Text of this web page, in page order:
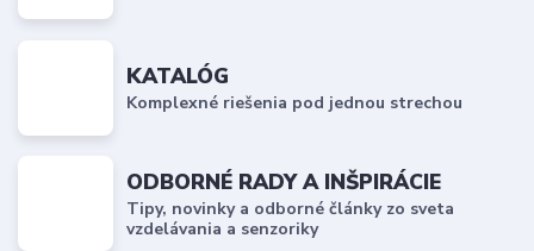
KATALÓG
Komplexné riešenia pod jednou strechou
ODBORNÉ RADY A INŠPIRÁCIE
Tipy, novinky a odborné články zo sveta
vzdelávania a senzoriky